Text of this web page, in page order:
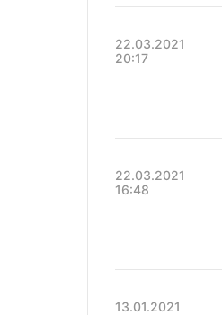
22.03.2021
20:17
22.03.2021
16:48
13.01.2021